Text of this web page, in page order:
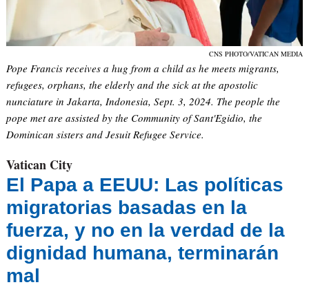
CNS PHOTO/VATICAN MEDIA
Pope Francis receives a hug from a child as he meets migrants,
refugees, orphans, the elderly and the sick at the apostolic
nunciature in Jakarta, Indonesia, Sept. 3, 2024. The people the
pope met are assisted by the Community of Sant'Egidio, the
Dominican sisters and Jesuit Refugee Service.
Vatican City
El Papa a EEUU: Las políticas
migratorias basadas en la
fuerza, y no en la verdad de la
dignidad humana, terminarán
mal